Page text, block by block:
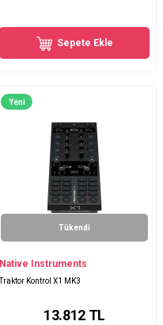
Sepete Ekle
Yeni
Tükendi
Native Instruments
Traktor Kontrol X1 MK3
13.812TL